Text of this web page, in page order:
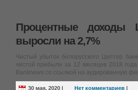
Процентные доходы
выросли на 2,7%
Чистый убыток белорусского Цептер
чистой прибыли за 12 месяцев 2018
Banknews со ссылкой на аудированную
30 мая, 2020| Нет комментариев |